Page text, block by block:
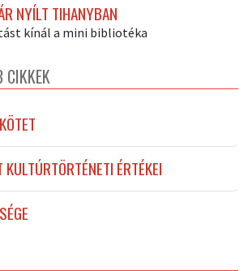
NYÍLT TIHANYBAN
kínál a mini bibliotéka
CIKKEK
ÉRTÉKEI